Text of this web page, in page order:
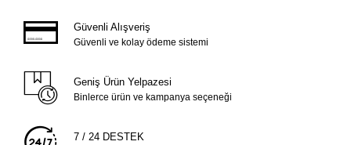
Güvenli Alışveriş
Güvenli ve kolay ödeme sistemi
Geniş Ürün Yelpazesi
Binlerce ürün ve kampanya seçeneği
7 / 24 DESTEK